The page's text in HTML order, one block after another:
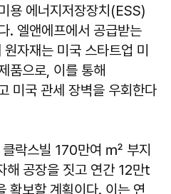
용 에너지저장장치(ESS)
. 엘앤에프에서 공급받는
자재는 미국 스타트업 미
품으로, 이를 통해
미국 관세 장벽을 우회한다
락스빌 170만여 ㎡ 부지
해 공장을 짓고 연간 12만t
확보할 계획이다. 이는 연